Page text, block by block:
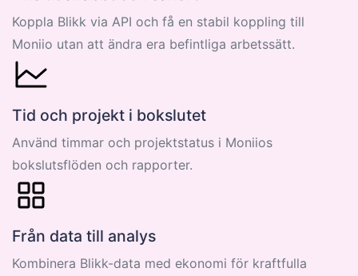
Koppla Blikk via API och få en stabil koppling till
Moniio utan att ändra era befintliga arbetssätt.
Tid och projekt i bokslutet
Använd timmar och projektstatus i Moniios
bokslutsflöden och rapporter.
Från data till analys
Kombinera Blikk-data med ekonomi för kraftfulla